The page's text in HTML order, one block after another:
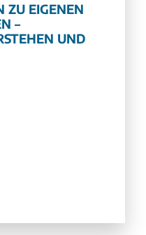
ZU EIGENEN
–
UND